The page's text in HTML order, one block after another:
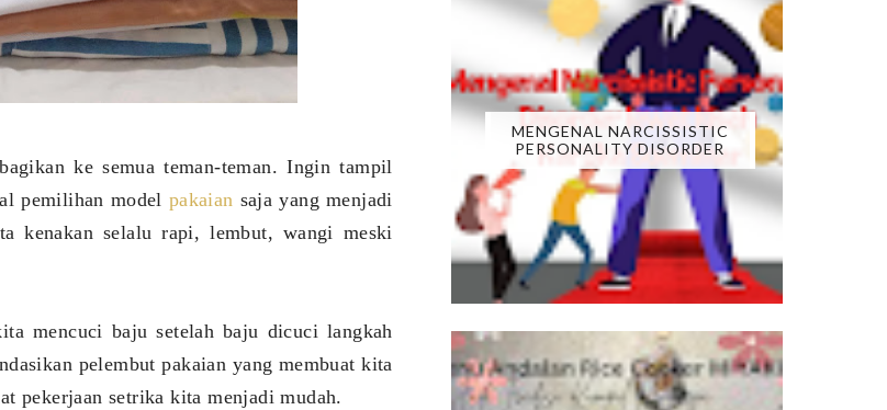
ke semua teman-teman. Ingin tampil
pemilihan model pakaian saja yang menjadi
kenakan selalu rapi, lembut, wangi meski
mencuci baju setelah baju dicuci langkah
pelembut pakaian yang membuat kita
pekerjaan setrika kita menjadi mudah.
MENGENAL NARCISSISTIC
PERSONALITY DISORDER